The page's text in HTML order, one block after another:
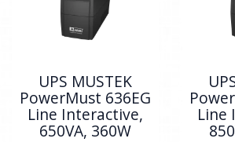
UPS MUSTEK
PowerMust 636EG
Line Interactive,
650VA, 360W
Line